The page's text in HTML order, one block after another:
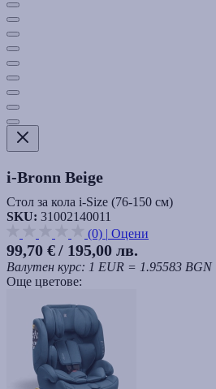
i-Bronn Beige
Стол за кола i-Size (76-150 cм)
SKU: 31002140011
(0) | Оцени
99,70 €/ 195,00 лв.
Валутен курс: 1 EUR = 1.95583 BGN
Още цветове: